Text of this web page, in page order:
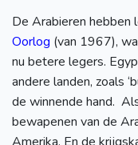
De Arabieren hebben
Oorlog (van 1967),
nu betere legers.
andere landen, zoals
de winnende hand.
bewapenen van de